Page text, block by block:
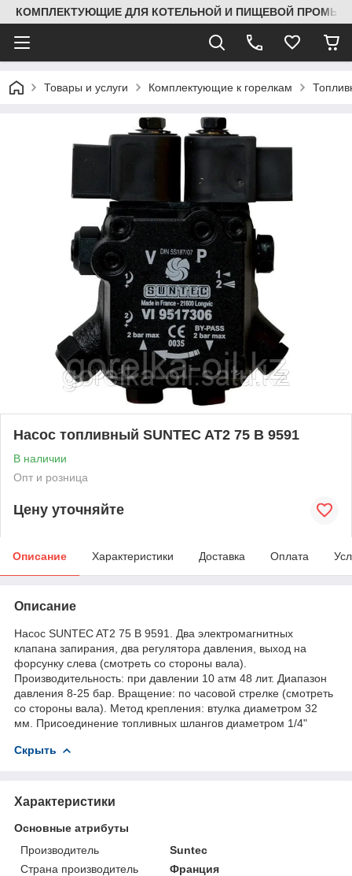
КОМПЛЕКТУЮЩИЕ ДЛЯ КОТЕЛЬНОЙ И ПИЩЕВОЙ
Товары и услуги Комплектующие к горелкам
Насос топливный SUNTEC AT2 75 B 9591
В наличии
Опт и розница
Цену уточняйте
Описание Характеристики Доставка Оплата
Описание
Насос SUNTEC AT2 75 B 9591. Два электромагнитных
клапана запирания, два регулятора давления, выход на
форсунку слева (смотреть со стороны вала).
Производительность: при давлении 10 атм 48 лит. Диапазон
давления 8-25 бар. Вращение: по часовой стрелке (смотреть
со стороны вала). Метод крепления: втулка диаметром 32
мм. Присоединение топливных шлангов диаметром 1/4"
Скрыть
Характеристики
Основные атрибуты
Производитель
Suntec
Страна производитель
Франция